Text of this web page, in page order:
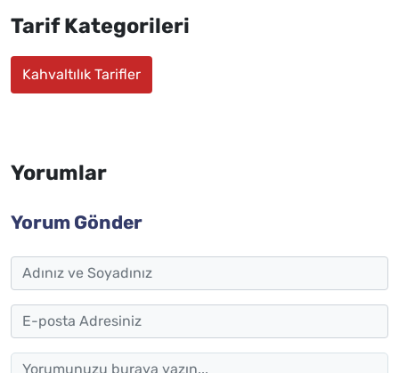
Tarif Kategorileri
Kahvaltılık Tarifler
Yorumlar
Yorum Gönder